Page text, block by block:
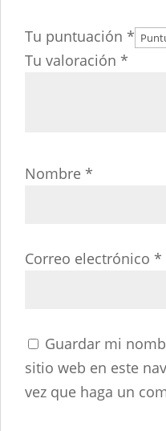
Tu puntuación *
Tu valoración *
Nombre *
Correo electrónico *
Guardar mi
sitio web en este
vez que haga un